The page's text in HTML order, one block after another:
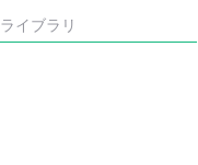
ライブラリ